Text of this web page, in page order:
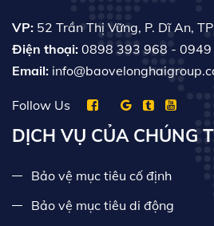
VP: 52 Trần Thị Vững, P. Dĩ An,
Điện thoại: 0898 393 968 -
Email:
Follow Us
DỊCH VỤ CỦA CHÚNG
Bảo vệ mục tiêu cố định
Bảo vệ mục tiêu di động